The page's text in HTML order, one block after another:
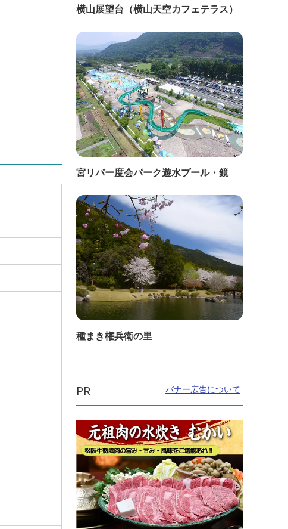
横山展望台（横山天空カフェテラス）
宮リバー度会パーク遊水プール・鏡
種まき権兵衛の里
PR バナー広告について